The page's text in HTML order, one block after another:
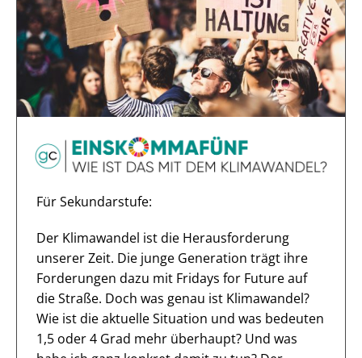
Für Sekundarstufe:
Der Klimawandel ist die Herausforderung
unserer Zeit. Die junge Generation trägt ihre
Forderungen dazu mit Fridays for Future auf
die Straße. Doch was genau ist Klimawandel?
Wie ist die aktuelle Situation und was bedeuten
1,5 oder 4 Grad mehr überhaupt? Und was